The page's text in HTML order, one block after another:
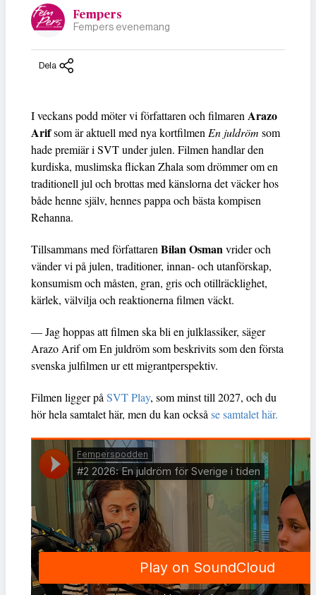
Fempers
Fempers evenemang
Dela
I veckans podd möter vi författaren och filmarenArazo
Arifsom är aktuell med nya kortfilmenEn juldröm som
hade premiär i SVT under julen. Filmen handlar den
kurdiska, muslimska flickan Zhala som drömmer om en
traditionell jul och brottas med känslorna det väcker hos
både henne själv, hennes pappa och bästa kompisen
Rehanna.
Tillsammans med författarenBilan Osmanvrider och
vänder vi på julen, traditioner, innan- och utanförskap,
konsumism och måsten, gran, gris och otillräcklighet,
kärlek, välvilja och reaktionerna filmen väckt.
— Jag hoppas att filmen ska bli en julklassiker, säger
Arazo Arif om En juldröm som beskrivits som den första
svenska julfilmen ur ett migrantperspektiv.
Filmen ligger påSVT Play, som minst till 2027, och du
hör hela samtalet här, men du kan ocksåse samtalet här.